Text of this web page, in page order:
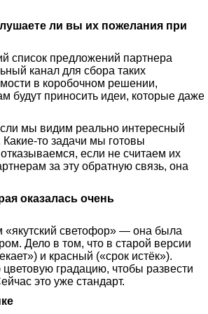
ли вы их пожелания при
список предложений партнера
канал для сбора таких
в коробочном решении,
будут приносить идеи, которые даже
мы видим реально интересный
то задачи мы готовы
если не считаем их
за эту обратную связь, она
оказалась очень
светофор» — она была
Дело в том, что в старой версии
и красный («срок истёк»).
градацию, чтобы развести
это уже стандарт.